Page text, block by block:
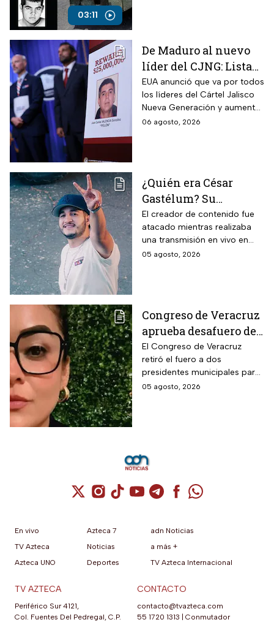
03:11
De Maduro al nuevo
líder del CJNG: Lista
de personajes por los
que EUA ha ofrecido
recompensas de 25
millones de dólares
EUA anunció que va por todos
los líderes del Cártel Jalisco
Nueva Generación y aumentó
la recompensa por Juan
06 agosto, 2026
¿Quién era César
Gastélum? Su
asesinato revive la
violencia contra
influencers en
Sinaloa y la lista de
El creador de contenido fue
atacado mientras realizaba
una transmisión en vivo en
Culiacán. Su caso vuelve a
05 agosto, 2026
Congreso de Veracruz
aprueba desafuero de
alcalde ligado al caso
de la periodista
Roxana Guzmán
El Congreso de Veracruz
retiró el fuero a dos
presidentes municipales para
que continúen las
05 agosto, 2026
Cuenta de X / Twitter (se abre en una
Cuenta de Instagram (se abre en una
Cuenta de TikTok (se abre en
Cuenta de YouTube (se abre
Cuenta de Telegram (se
Cuenta de
Cuenta de
En vivo
TV Azteca
Azteca UNO
Azteca 7
Noticias
Deportes
adn Noticias
a más +
TV Azteca Internacional
TV AZTECA
Periférico Sur 4121,
Col. Fuentes Del Pedregal, C.P.
CONTACTO
contacto@tvazteca.com
55 1720 1313
Conmutador